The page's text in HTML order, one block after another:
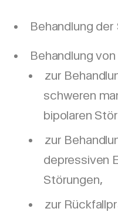
Behandlung der
Behandlung
zur
schweren
bipolaren
zur
depressiven
Störungen,
zur